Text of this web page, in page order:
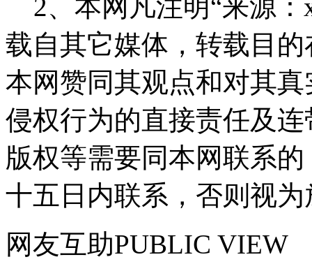
2、本网凡注明“来源：
载自其它媒体，转载目
本网赞同其观点和对其
侵权行为的直接责任及
版权等需要同本网联系
十五日内联系，否则视
网友互助PUBLIC VIEW